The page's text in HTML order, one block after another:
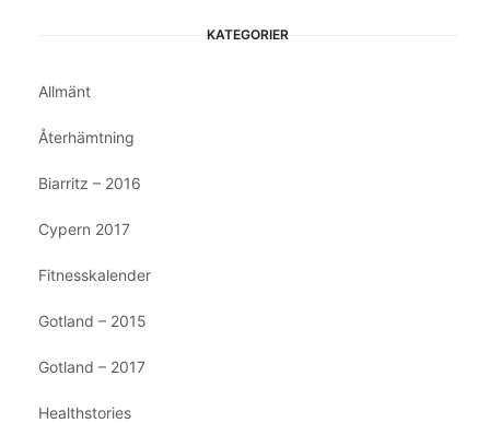
KATEGORIER
Allmänt
Återhämtning
Biarritz – 2016
Cypern 2017
Fitnesskalender
Gotland – 2015
Gotland – 2017
Healthstories